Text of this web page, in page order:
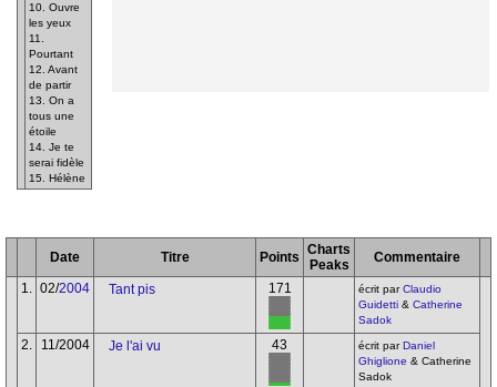
10. Ouvre
les yeux
11.
Pourtant
12. Avant
de partir
13. On a
tous une
étoile
14. Je te
serai fidèle
15. Hélène
Date Titre Points Charts
Peaks
Commentaire
1.
02/2004 Tant pis 171 écrit parClaudio
Guidetti & Catherine
Sadok
2. 11/2004 Je l'ai vu 43 écrit parDaniel
Ghiglione & Catherine
Sadok